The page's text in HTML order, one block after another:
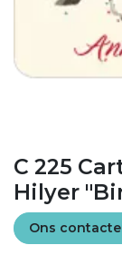
C 225
Hilyer
Ons